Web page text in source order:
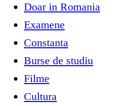
Doar in Romania
Examene
Constanta
Burse de studiu
Filme
Cultura